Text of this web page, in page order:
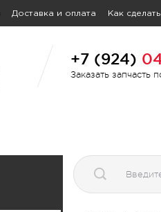
Доставка и оплата Как
+7 (924)
Заказать запчасть